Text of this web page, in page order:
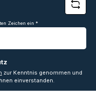
Zeichen ein *
zur Kenntnis genommen und
einverstanden.